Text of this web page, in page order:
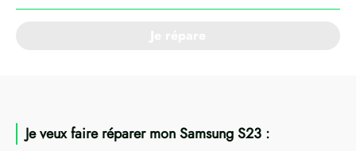
Je veux faire réparer mon Samsung S23 :